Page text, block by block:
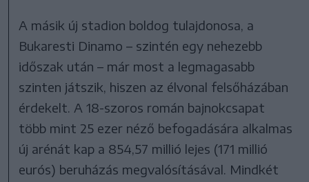
A másik új stadion boldog tulajdonosa, a
Bukaresti Dinamo – szintén egy nehezebb
időszak után – már most a legmagasabb
szinten játszik, hiszen az élvonal felsőházában
érdekelt. A 18-szoros román bajnokcsapat
több mint 25 ezer néző befogadására alkalmas
új arénát kap a 854,57 millió lejes (171 millió
eurós) beruházás megvalósításával. Mindkét